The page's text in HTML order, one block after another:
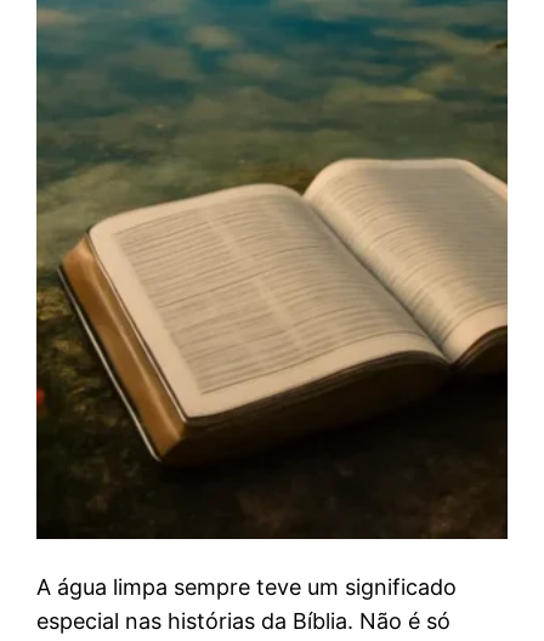
A água limpa sempre teve um significado
especial nas histórias da Bíblia. Não é só